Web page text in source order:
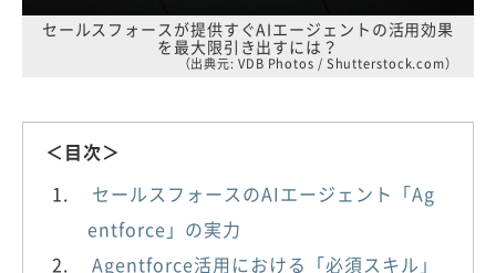
セールスフォースが提供すぐAIエージェントの活用効果
を最大限引き出すには？
（出典元: VDB Photos / Shutterstock.com）
＜目次＞
セールスフォースのAIエージェント「Ag
entforce」の実力
Agentforce活用における「必須スキル」